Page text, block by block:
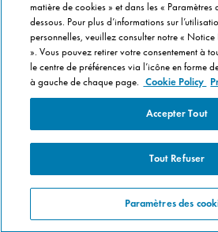
Pizzas Paris
Pizzas Lyon
Pizzas Marseille
Pizzas Lille
Pizzas Nantes
Pour votre santé, mangez au moins cinq
matière de cookies » et dans les « Paramètres
dessous. Pour plus d’informations sur
personnelles, veuillez consulter notre « Notice
». Vous pouvez retirer votre consentement à
le centre de préférences via l’icône en forme
à gauche de chaque page. Cookie Policy
Accepter Tout
Tout Refuser
Paramètres des